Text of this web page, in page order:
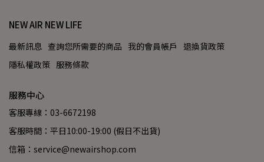
NEW AIR NEW LIFE
最新訊息 查詢您所需要的商品 我的會員帳戶
退換貨政策
隱私權政策 服務條款
服務中心
客服專線：03-6672198
客服時間：平日10:00-19:00 (假日不出貨)
信箱：service@newairshop.com